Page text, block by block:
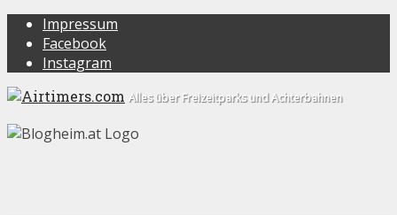
Impressum
Facebook
Instagram
Alles über Freizeitparks und Achterbahnen